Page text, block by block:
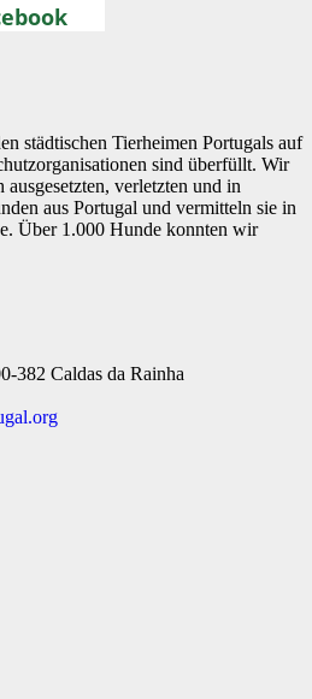
städtischen Tierheimen Portugals auf
sind überfüllt. Wir
verletzten und in
aus Portugal und vermitteln sie in
Über 1.000 Hunde konnten wir
382 Caldas da Rainha